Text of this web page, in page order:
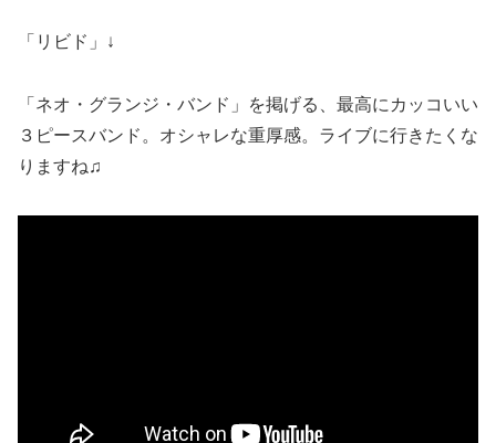
「リビド」↓
「ネオ・グランジ・バンド」を掲げる、最高にカッコいい
３ピースバンド。オシャレな重厚感。ライブに行きたくな
りますね♫